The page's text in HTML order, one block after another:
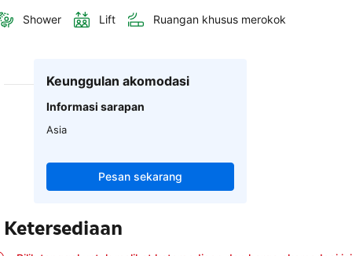
Shower Lift Ruangan khusus merokok
Keunggulan akomodasi
Informasi sarapan
Asia
Pesan sekarang
Ketersediaan